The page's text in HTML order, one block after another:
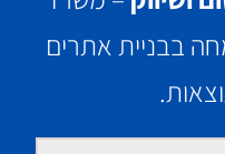
בבניית אתרים